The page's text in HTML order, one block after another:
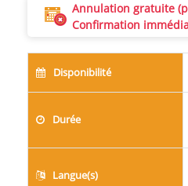
Annulation gratuite
Confirmation
Disponibilité
Durée
Langue(s)